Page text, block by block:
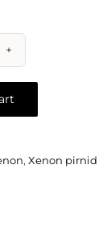
, Xenon pirnid